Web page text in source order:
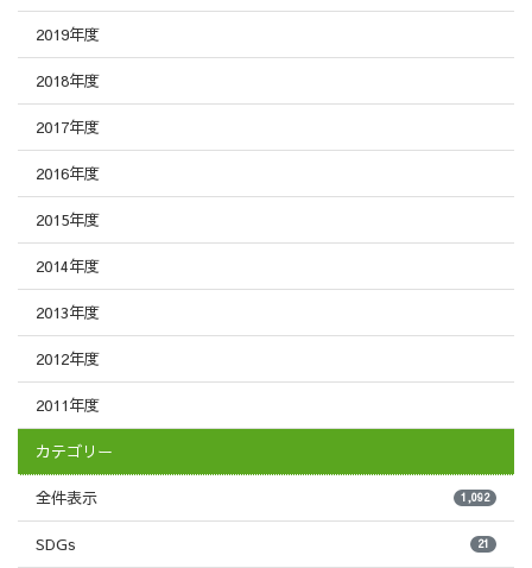
2019年度
2018年度
2017年度
2016年度
2015年度
2014年度
2013年度
2012年度
2011年度
カテゴリー
全件表示 1,092
SDGs 21